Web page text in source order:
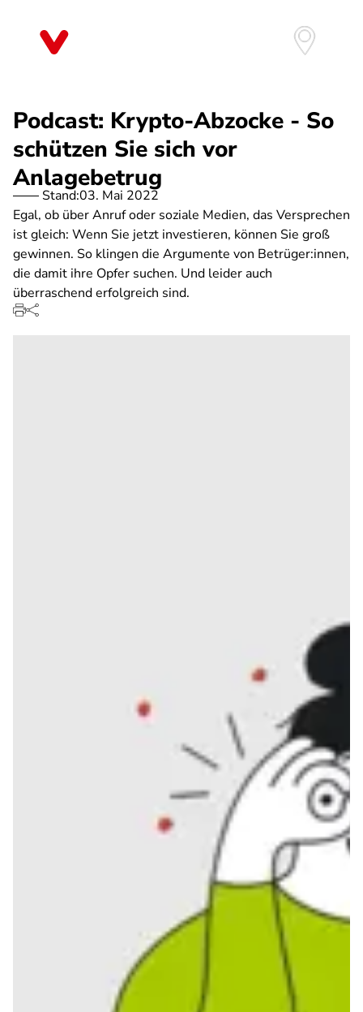
Podcast: Krypto-Abzocke - So
schützen Sie sich vor
Anlagebetrug
Stand:03. Mai 2022
Egal, ob über Anruf oder soziale Medien, das Versprechen
ist gleich: Wenn Sie jetzt investieren, können Sie groß
gewinnen. So klingen die Argumente von Betrüger:innen,
die damit ihre Opfer suchen. Und leider auch
überraschend erfolgreich sind.